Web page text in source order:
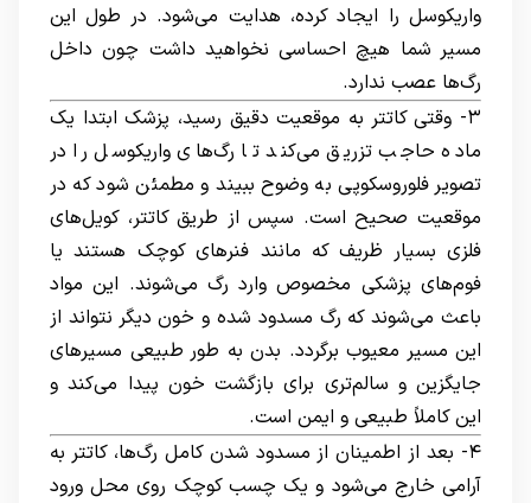
واریکوسل را ایجاد کرده، هدایت می‌شود. در طول این
مسیر شما هیچ احساسی نخواهید داشت چون داخل
رگ‌ها عصب ندارد.
۳- وقتی کاتتر به موقعیت دقیق رسید، پزشک ابتدا یک
ماده حاجب تزریق می‌کند تا رگ‌های واریکوسل را در
تصویر فلوروسکوپی به وضوح ببیند و مطمئن شود که در
موقعیت صحیح است. سپس از طریق کاتتر، کویل‌های
فلزی بسیار ظریف که مانند فنرهای کوچک هستند یا
فوم‌های پزشکی مخصوص وارد رگ می‌شوند. این مواد
باعث می‌شوند که رگ مسدود شده و خون دیگر نتواند از
این مسیر معیوب برگردد. بدن به طور طبیعی مسیرهای
جایگزین و سالم‌تری برای بازگشت خون پیدا می‌کند و
این کاملاً طبیعی و ایمن است.
۴- بعد از اطمینان از مسدود شدن کامل رگ‌ها، کاتتر به
آرامی خارج می‌شود و یک چسب کوچک روی محل ورود